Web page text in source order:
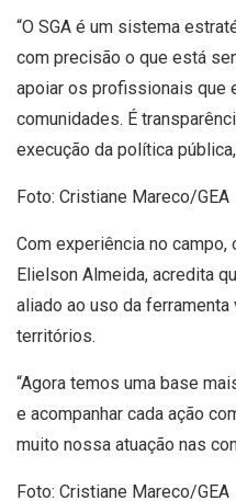
“O SGA é um sistema
com precisão o que está
apoiar os profissionais que
comunidades. É
execução da política
Foto: Cristiane Mareco/GEA
Com experiência no
Elielson Almeida, acredita
aliado ao uso da
territórios.
“Agora temos uma base
e acompanhar cada ação
muito nossa atuação nas
Foto: Cristiane Mareco/GEA